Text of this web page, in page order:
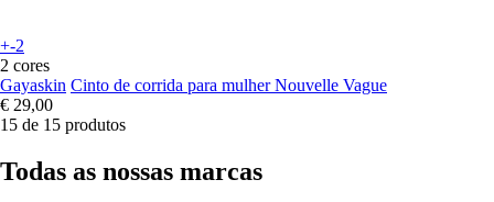
+-2
2 cores
Gayaskin Cinto de corrida para mulher Nouvelle Vague
€ 29,00
15 de 15 produtos
Todas as nossas marcas